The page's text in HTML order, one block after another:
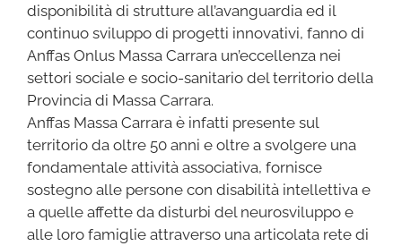
disponibilità di strutture all’avanguardia ed il
continuo sviluppo di progetti innovativi, fanno di
Anffas Onlus Massa Carrara un’eccellenza nei
settori sociale e socio-sanitario del territorio della
Provincia di Massa Carrara.
Anffas Massa Carrara è infatti presente sul
territorio da oltre 50 anni e oltre a svolgere una
fondamentale attività associativa, fornisce
sostegno alle persone con disabilità intellettiva e
a quelle affette da disturbi del neurosviluppo e
alle loro famiglie attraverso una articolata rete di